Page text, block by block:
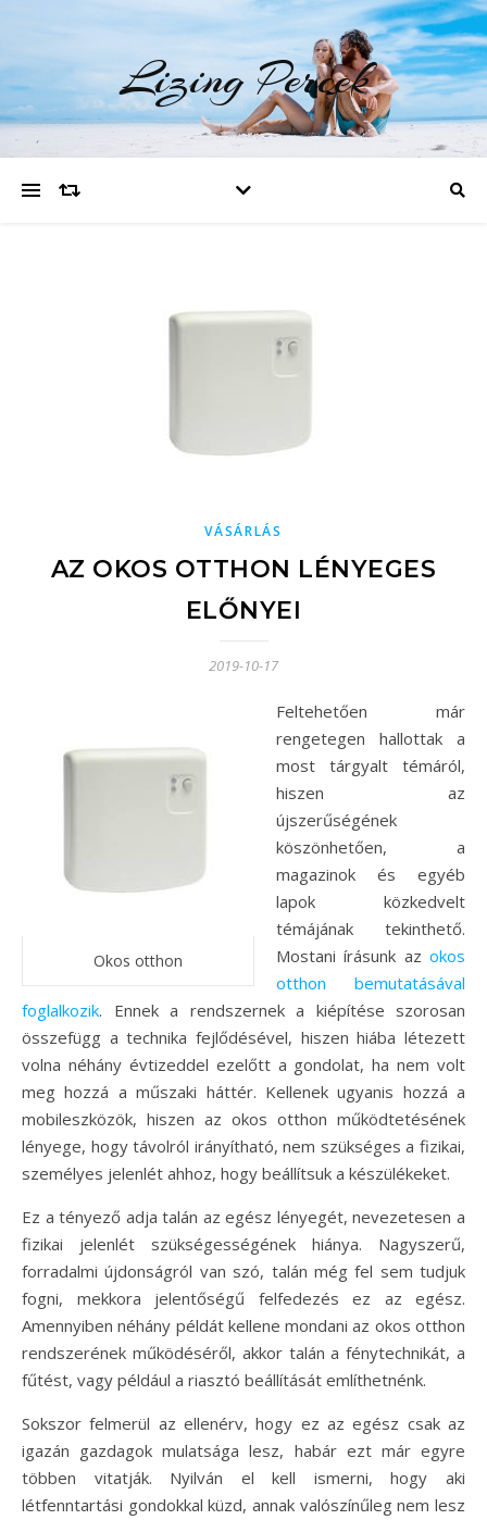
Lizing Percek
VÁSÁRLÁS
AZ OKOS OTTHON LÉNYEGES
ELŐNYEI
2019-10-17
Okos otthon
Feltehetően már
rengetegen hallottak a
most tárgyalt témáról,
hiszen az
újszerűségének
köszönhetően, a
magazinok és egyéb
lapok közkedvelt
témájának tekinthető.
Mostani írásunk az okos
otthon bemutatásával
foglalkozik. Ennek a rendszernek a kiépítése szorosan
összefügg a technika fejlődésével, hiszen hiába létezett
volna néhány évtizeddel ezelőtt a gondolat, ha nem volt
meg hozzá a műszaki háttér. Kellenek ugyanis hozzá a
mobileszközök, hiszen az okos otthon működtetésének
lényege, hogy távolról irányítható, nem szükséges a fizikai,
személyes jelenlét ahhoz, hogy beállítsuk a készülékeket.
Ez a tényező adja talán az egész lényegét, nevezetesen a
fizikai jelenlét szükségességének hiánya. Nagyszerű,
forradalmi újdonságról van szó, talán még fel sem tudjuk
fogni, mekkora jelentőségű felfedezés ez az egész.
Amennyiben néhány példát kellene mondani az okos otthon
rendszerének működéséről, akkor talán a fénytechnikát, a
fűtést, vagy például a riasztó beállítását említhetnénk.
Sokszor felmerül az ellenérv, hogy ez az egész csak az
igazán gazdagok mulatsága lesz, habár ezt már egyre
többen vitatják. Nyilván el kell ismerni, hogy aki
létfenntartási gondokkal küzd, annak valószínűleg nem lesz